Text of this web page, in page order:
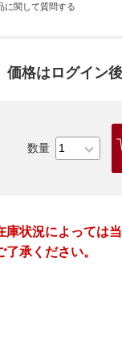
に関して質問する
価格はログイン
庫状況によっては
了承ください。